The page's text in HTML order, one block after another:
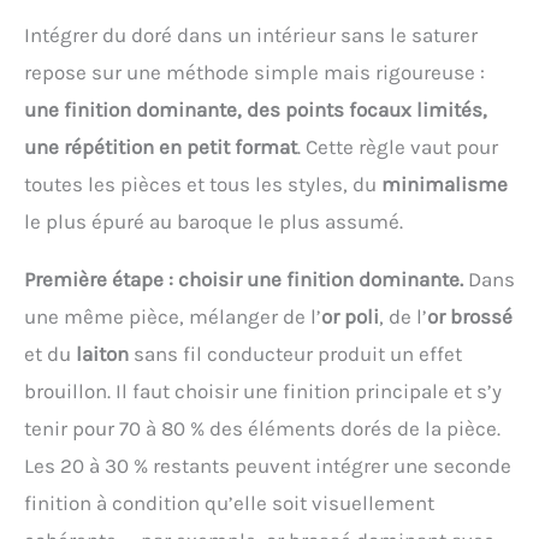
lumière élevée, sans zones sombres. Cette
industriels, modernes et transitionnels. 【Bon
support après-vente】Nous offrons un service
après-vente professionnel de 1 an. Si vous recevez
un globe en verre cassé, fissuré ou endommagé,
veuillez en informer le vendeur « KCO Lighting »,
nous pourrions vous envoyer un remplacement le
plus tôt possible.
Intégrer du doré dans un intérieur sans le saturer
repose sur une méthode simple mais rigoureuse :
une finition dominante, des points focaux limités,
une répétition en petit format. Cette règle vaut pour
toutes les pièces et tous les styles, du minimalisme
le plus épuré au baroque le plus assumé.
Première étape : choisir une finition dominante. Dans
une même pièce, mélanger de l’or poli, de l’or brossé
et du laiton sans fil conducteur produit un effet
brouillon. Il faut choisir une finition principale et s’y
tenir pour 70 à 80 % des éléments dorés de la pièce.
Les 20 à 30 % restants peuvent intégrer une seconde
finition à condition qu’elle soit visuellement